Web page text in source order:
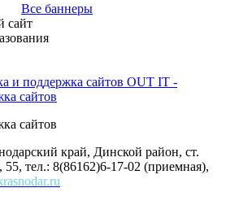
Все баннеры
сайт
OUT IT -
сайтов
сайтов
край, Динской район, ст.
55, тел.: 8(86162)6-17-02 (приемная),